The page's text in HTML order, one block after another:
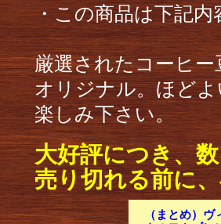
・この商品は下記
厳選されたコーヒ
オリジナル。ほど
楽しみ下さい。
大好評につき、
売り切れる前に
（まとめ）